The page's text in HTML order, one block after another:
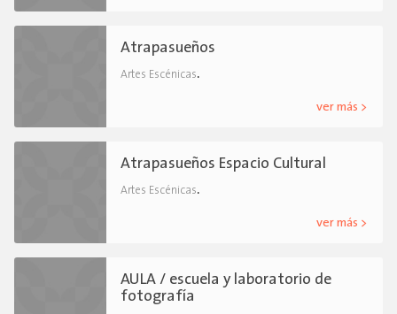
Atrapasueños
Artes Escénicas.
ver más >
Atrapasueños Espacio Cultural
Artes Escénicas.
ver más >
AULA / escuela y laboratorio de
fotografía